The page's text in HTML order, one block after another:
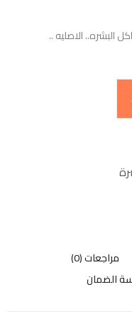
البشره.. الاصليه ..
مراجعات (0)
الضمان